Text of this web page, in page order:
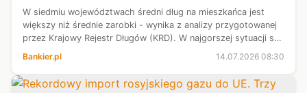
W siedmiu województwach średni dług na mieszkańca jest
większy niż średnie zarobki - wynika z analizy przygotowanej
przez Krajowy Rejestr Długów (KRD). W najgorszej sytuacji są
osoby w wieku 55-64 lata, których zadłużenie odpowiada ok.
115 proc. mies...
Bankier.pl 14.07.2026 08:30